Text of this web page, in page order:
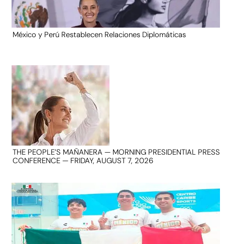
México y Perú Restablecen Relaciones Diplomáticas
THE PEOPLE’S MAÑANERA — MORNING PRESIDENTIAL PRESS
CONFERENCE — FRIDAY, AUGUST 7, 2026